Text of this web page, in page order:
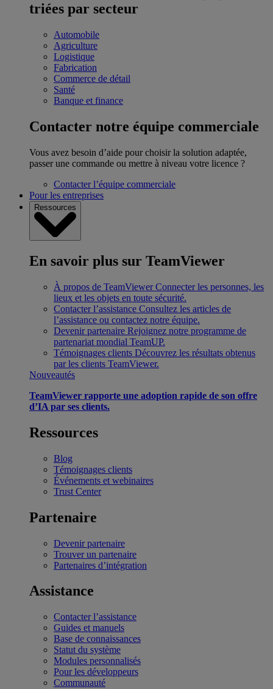
triées par secteur
Automobile
Agriculture
Logistique
Fabrication
Commerce de détail
Santé
Banque et finance
Contacter notre équipe commerciale
Vous avez besoin d’aide pour choisir la solution adaptée,
passer une commande ou mettre à niveau votre licence ?
Contacter l’équipe commerciale
Pour les entreprises
Ressources
En savoir plus sur TeamViewer
À propos de TeamViewer Connecter les personnes, les
lieux et les objets en toute sécurité.
Contacter l’assistance Consultez les articles de
l’assistance ou contactez notre équipe.
Devenir partenaire Rejoignez notre programme de
partenariat mondial TeamUP.
Témoignages clients Découvrez les résultats obtenus
par les clients TeamViewer.
Nouveautés
TeamViewer rapporte une adoption rapide de son offre
d’IA par ses clients.
Ressources
Blog
Témoignages clients
Événements et webinaires
Trust Center
Partenaire
Devenir partenaire
Trouver un partenaire
Partenaires d’intégration
Assistance
Contacter l’assistance
Guides et manuels
Base de connaissances
Statut du système
Modules personnalisés
Pour les développeurs
Communauté